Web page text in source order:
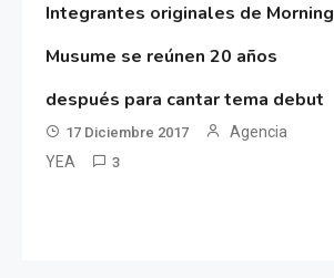
Integrantes originales de Morning
Musume se reúnen 20 años
después para cantar tema debut
17 Diciembre 2017
Agencia
YEA
3